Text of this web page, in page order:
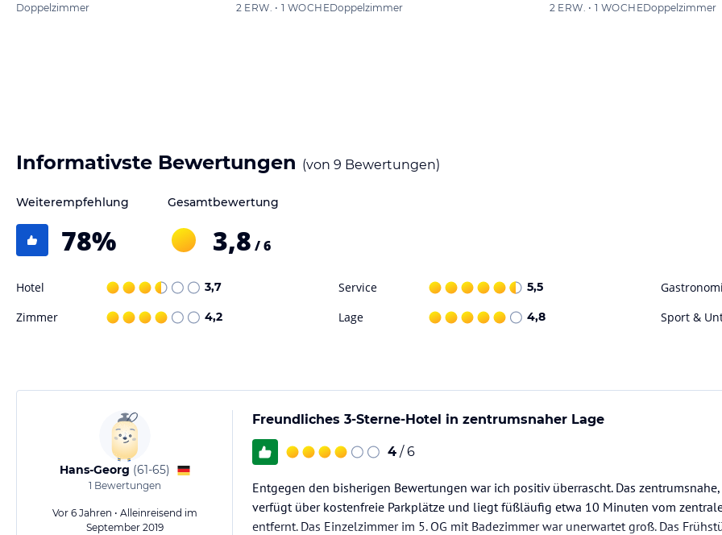
Doppelzimmer
2 ERW. • 1 WOCHEDoppelzimmer
2 ERW. • 1 WOCHEDoppelzimmer
Informativste Bewertungen (von 9 Bewertungen)
Weiterempfehlung
78%
Gesamtbewertung
3,8 / 6
Hotel 3,7 Service 5,5
Zimmer 4,2 Lage 4,8 Sport &
Hans-Georg (61-65)
1 Bewertungen
Vor 6 Jahren • Alleinreisend im
September 2019
Freundliches 3-Sterne-Hotel in zentrumsnaher Lage
4 / 6
Entgegen den bisherigen Bewertungen war ich positiv überrascht. Das
verfügt über kostenfreie Parkplätze und liegt füßläufig etwa 10 Minuten vom
entfernt. Das Einzelzimmer im 5. OG mit Badezimmer war unerwartet groß. Das